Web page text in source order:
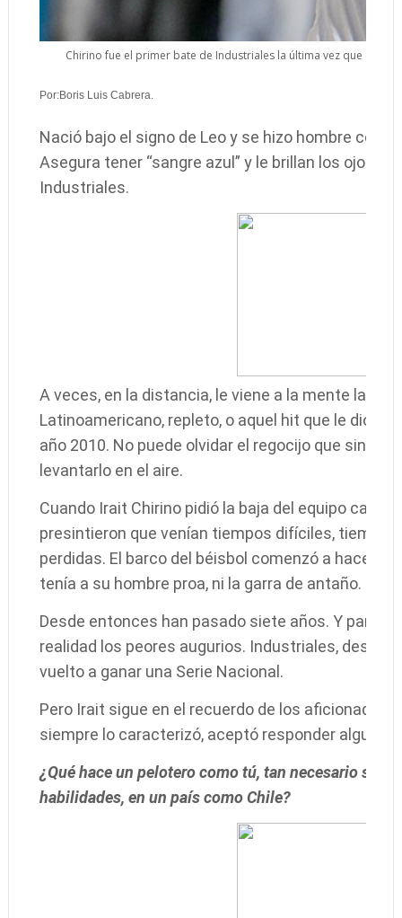
Chirino fue el primer bate de Industriales la última vez que el
Por:Boris Luis Cabrera.
Nació bajo el signo de Leo y se hizo hombre con
Asegura tener “sangre azul” y le brillan los ojos
Industriales.
A veces, en la distancia, le viene a la mente la
Latinoamericano, repleto, o aquel hit que le dio la
año 2010. No puede olvidar el regocijo que sintió
levantarlo en el aire.
Cuando Irait Chirino pidió la baja del equipo
presintieron que venían tiempos difíciles,
perdidas. El barco del béisbol comenzó a hacer
tenía a su hombre proa, ni la garra de antaño.
Desde entonces han pasado siete años. Y para
realidad los peores augurios. Industriales,
vuelto a ganar una Serie Nacional.
Pero Irait sigue en el recuerdo de los aficionados.
siempre lo caracterizó, aceptó responder
¿Qué hace un pelotero como tú, tan necesario
habilidades, en un país como Chile?